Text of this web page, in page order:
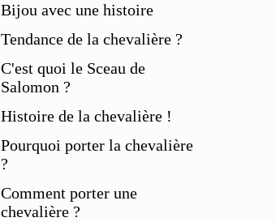
Bijou avec une histoire
Tendance de la chevalière ?
C'est quoi le Sceau de
Salomon ?
Histoire de la chevalière !
Pourquoi porter la chevalière
?
Comment porter une
chevalière ?